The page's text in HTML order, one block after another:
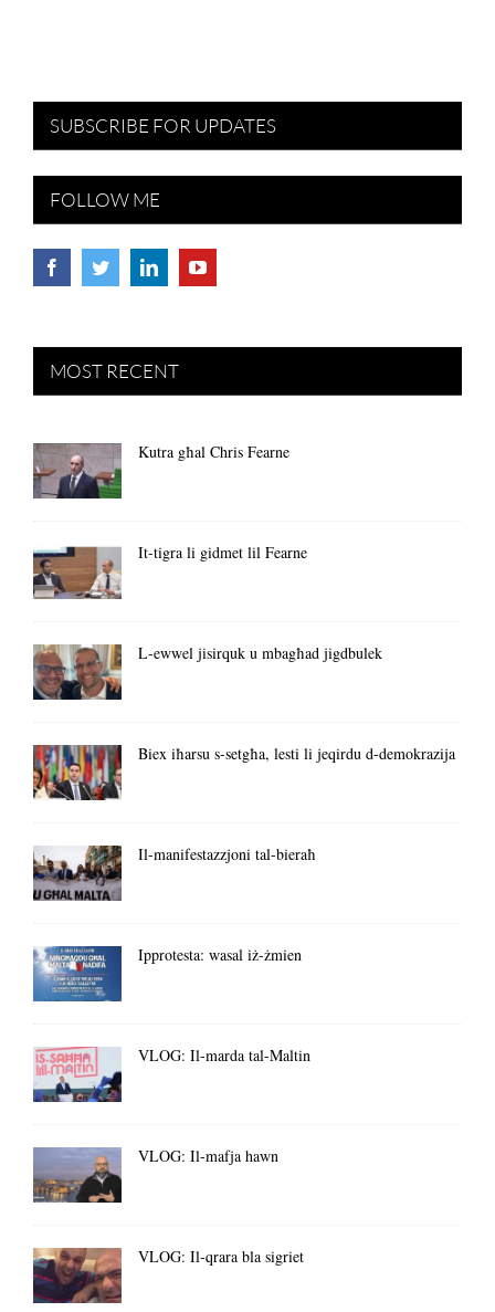
SUBSCRIBE FOR UPDATES
FOLLOW ME
MOST RECENT
Kutra għal Chris Fearne
It-tigra li gidmet lil Fearne
L-ewwel jisirquk u mbagħad jigdbulek
Biex iħarsu s-setgħa, lesti li jeqirdu d-demokrazija
Il-manifestazzjoni tal-bieraħ
Ipprotesta: wasal iż-żmien
VLOG: Il-marda tal-Maltin
VLOG: Il-mafja hawn
VLOG: Il-qrara bla sigriet